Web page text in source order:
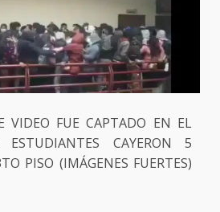
VIDEO FUE CAPTADO EN EL
CAYERON 5
PISO (IMÁGENES FUERTES)